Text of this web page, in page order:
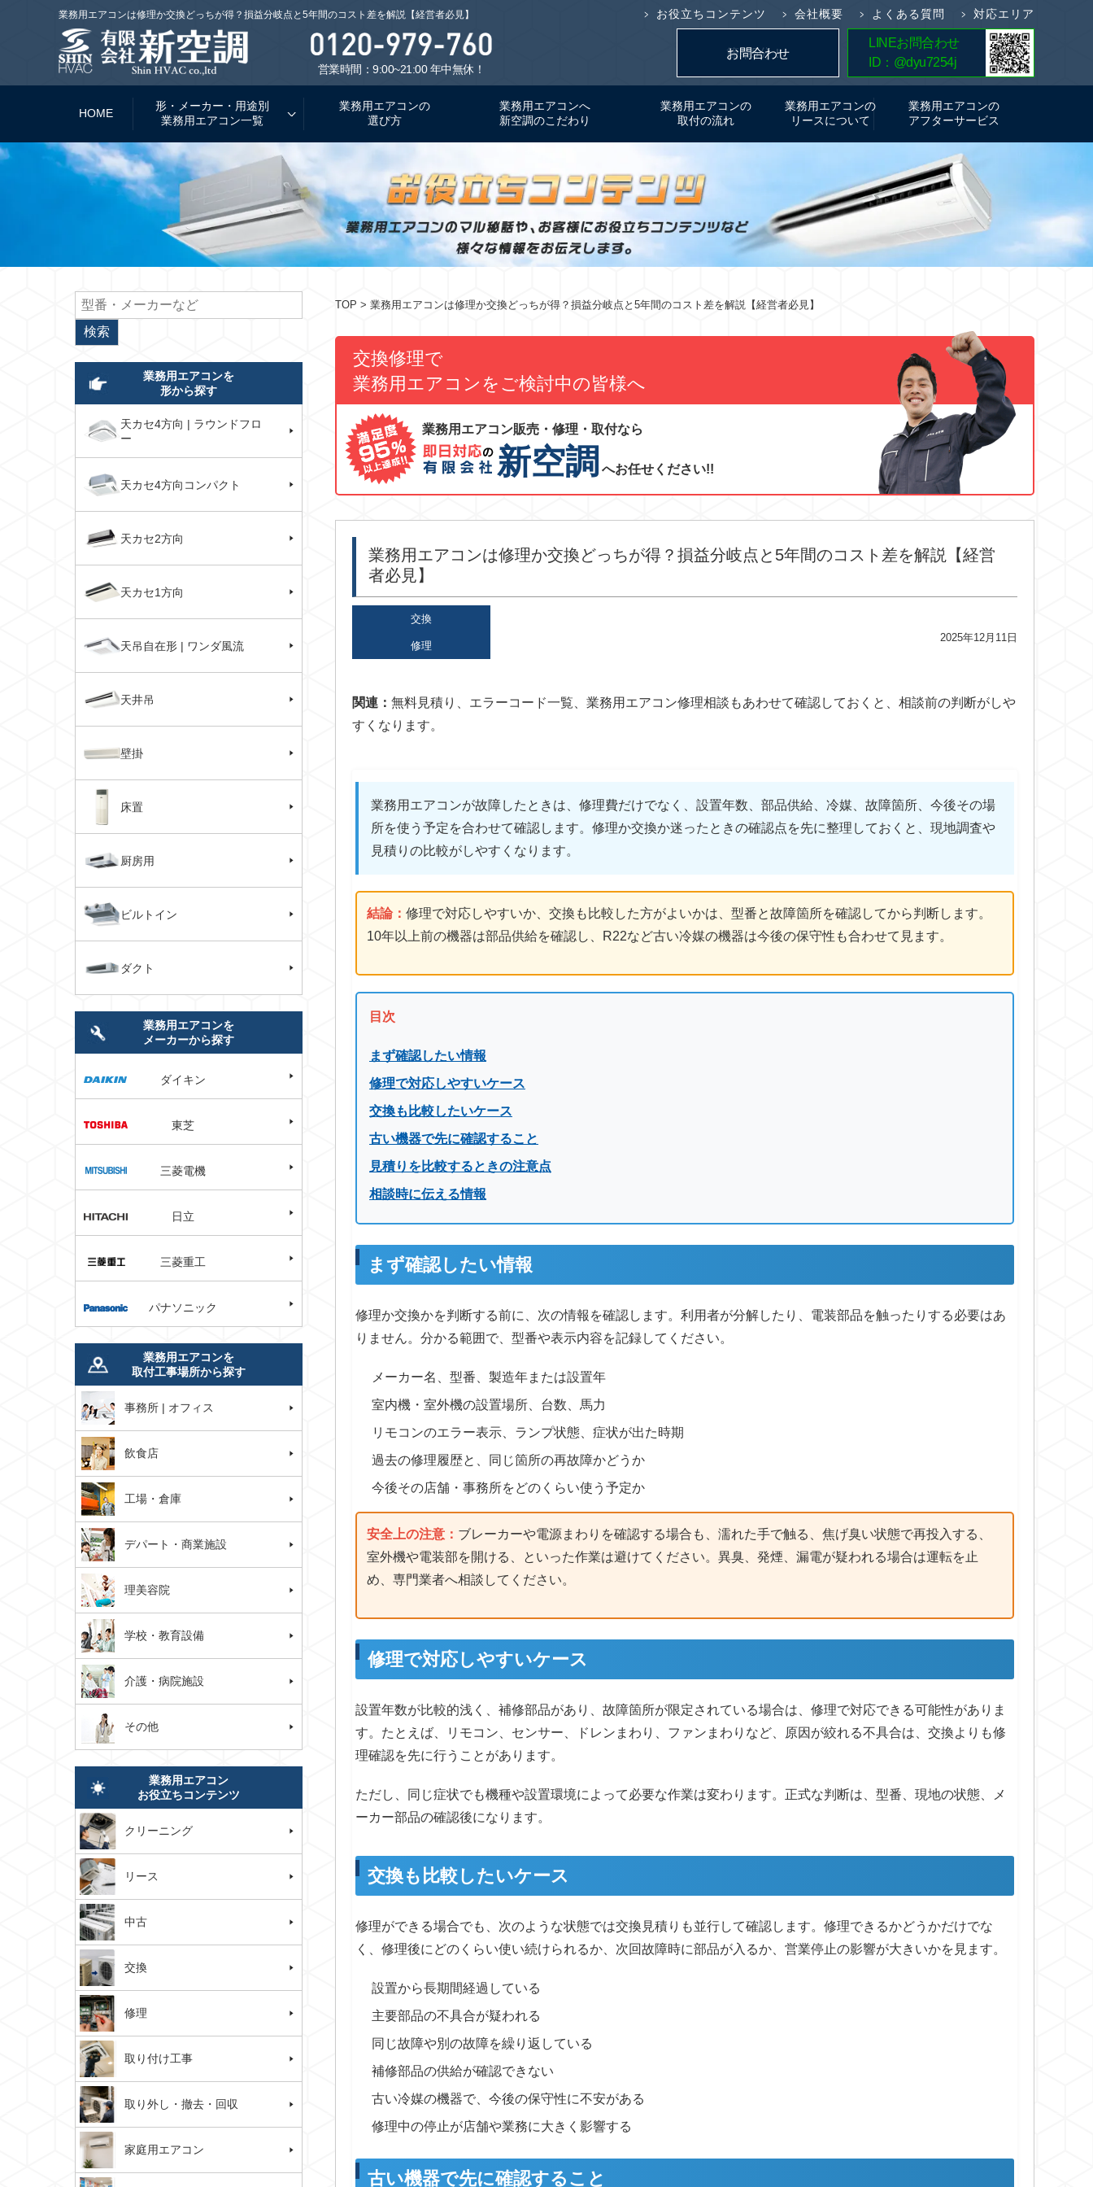
業務用エアコンは修理か交換どっちが得？損益分岐点と5年間のコスト差を解説【経営者必見】 お役立ちコンテンツ 会社概要 よくある質問 対応エリア
営業時間：9:00~21:00 年中無休！
簡単5分！
お見積り
お問合わせ
LINEお問合わせ
ID：@dyu7254j
HOME
形・メーカー・用途別
業務用エアコン一覧
業務用エアコンの
選び方
業務用エアコンへ
新空調のこだわり
業務用エアコンの
取付の流れ
業務用エアコンの
リースについて
業務用エアコンの
アフターサービス
TOP > 業務用エアコンは修理か交換どっちが得？損益分岐点と5年間のコスト差を解説【経営者必見】
交換修理で
業務用エアコンをご検討中の皆様へ
業務用エアコン販売・修理・取付なら
新空調 へお任せください!!
業務用エアコンは修理か交換どっちが得？損益分岐点と5年間のコスト差を解説【経営
者必見】
2025年12月11日
交換
修理
関連： 無料見積り エラーコード一覧 業務用エアコン修理相談 もあわせて確認しておくと、相談前の判断がしや
すくなります。
業務用エアコンが故障したときは、修理費だけでなく、設置年数、部品供給、冷媒、故障箇所、今後その場
所を使う予定を合わせて確認します。修理か交換か迷ったときの確認点を先に整理しておくと、現地調査や
見積りの比較がしやすくなります。
結論： 修理で対応しやすいか、交換も比較した方がよいかは、型番と故障箇所を確認してから判断します。
10年以上前の機器は部品供給を確認し、R22など古い冷媒の機器は今後の保守性も合わせて見ます。
目次
まず確認したい情報
修理で対応しやすいケース
交換も比較したいケース
古い機器で先に確認すること
見積りを比較するときの注意点
相談時に伝える情報
まず確認したい情報
修理か交換かを判断する前に、次の情報を確認します。利用者が分解したり、電装部品を触ったりする必要はあ
りません。分かる範囲で、型番や表示内容を記録してください。
メーカー名、型番、製造年または設置年
室内機・室外機の設置場所、台数、馬力
リモコンのエラー表示、ランプ状態、症状が出た時期
過去の修理履歴と、同じ箇所の再故障かどうか
今後その店舗・事務所をどのくらい使う予定か
安全上の注意： ブレーカーや電源まわりを確認する場合も、濡れた手で触る、焦げ臭い状態で再投入する、
室外機や電装部を開ける、といった作業は避けてください。異臭、発煙、漏電が疑われる場合は運転を止
め、専門業者へ相談してください。
修理で対応しやすいケース
設置年数が比較的浅く、補修部品があり、故障箇所が限定されている場合は、修理で対応できる可能性がありま
す。たとえば、リモコン、センサー、ドレンまわり、ファンまわりなど、原因が絞れる不具合は、交換よりも修
理確認を先に行うことがあります。
ただし、同じ症状でも機種や設置環境によって必要な作業は変わります。正式な判断は、型番、現地の状態、メ
ーカー部品の確認後になります。
交換も比較したいケース
修理ができる場合でも、次のような状態では交換見積りも並行して確認します。修理できるかどうかだけでな
く、修理後にどのくらい使い続けられるか、次回故障時に部品が入るか、営業停止の影響が大きいかを見ます。
設置から長期間経過している
主要部品の不具合が疑われる
同じ故障や別の故障を繰り返している
補修部品の供給が確認できない
古い冷媒の機器で、今後の保守性に不安がある
修理中の停止が店舗や業務に大きく影響する
古い機器で先に確認すること
業務用エアコンを
形から探す
天カセ4方向 | ラウンドフロ
ー
天カセ4方向コンパクト
天カセ2方向
天カセ1方向
天吊自在形 | ワンダ風流
天井吊
壁掛
床置
厨房用
ビルトイン
ダクト
業務用エアコンを
メーカーから探す
ダイキン
東芝
三菱電機
日立
三菱重工
パナソニック
業務用エアコンを
取付工事場所から探す
事務所 | オフィス
飲食店
工場・倉庫
デパート・商業施設
理美容院
学校・教育設備
介護・病院施設
その他
業務用エアコン
お役立ちコンテンツ
クリーニング
リース
中古
交換
修理
取り付け工事
取り外し・撤去・回収
家庭用エアコン